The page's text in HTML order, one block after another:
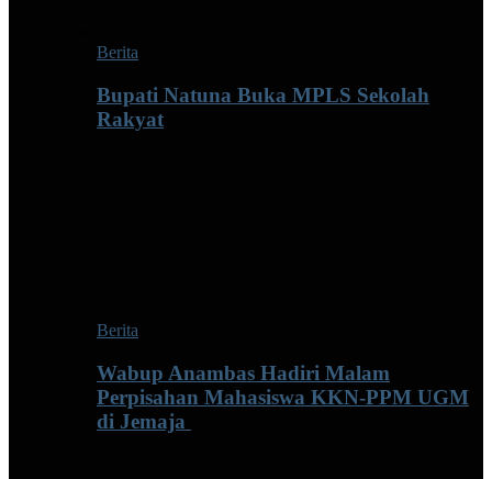
Berita
Bupati Natuna Buka MPLS Sekolah
Rakyat
Berita
Wabup Anambas Hadiri Malam
Perpisahan Mahasiswa KKN-PPM UGM
di Jemaja ‎